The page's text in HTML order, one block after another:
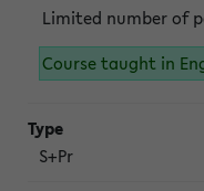
Limited number of
Course taught in
S+Pr